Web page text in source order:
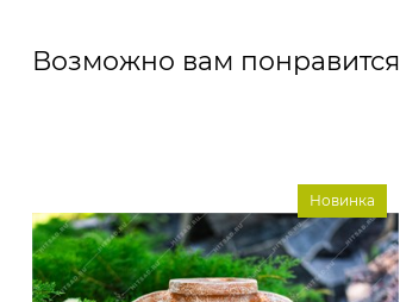
Возможно вам понравится
Новинка